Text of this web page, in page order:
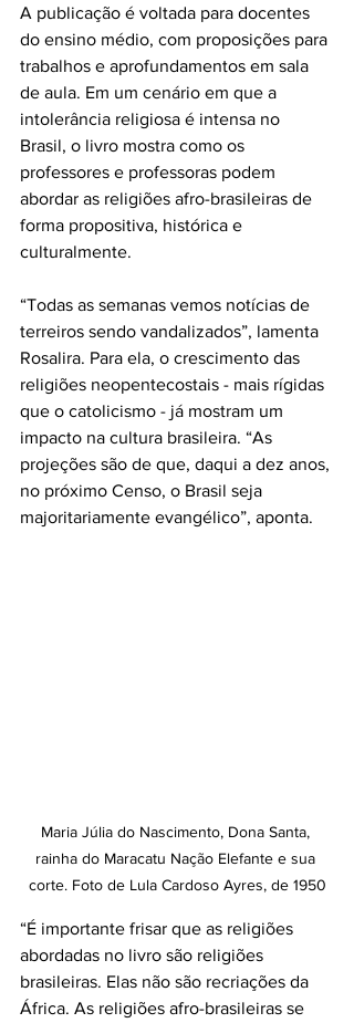
A publicação é voltada para docentes
do ensino médio, com proposições para
trabalhos e aprofundamentos em sala
de aula. Em um cenário em que a
intolerância religiosa é intensa no
Brasil, o livro mostra como os
professores e professoras podem
abordar as religiões afro-brasileiras de
forma propositiva, histórica e
culturalmente.
“Todas as semanas vemos notícias de
terreiros sendo vandalizados”, lamenta
Rosalira. Para ela, o crescimento das
religiões neopentecostais - mais rígidas
que o catolicismo - já mostram um
impacto na cultura brasileira. “As
projeções são de que, daqui a dez anos,
no próximo Censo, o Brasil seja
majoritariamente evangélico”, aponta.
Maria Júlia do Nascimento, Dona Santa,
rainha do Maracatu Nação Elefante e sua
corte. Foto de Lula Cardoso Ayres, de 1950
“É importante frisar que as religiões
abordadas no livro são religiões
brasileiras. Elas não são recriações da
África. As religiões afro-brasileiras se